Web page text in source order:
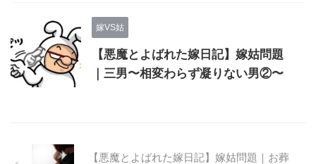
嫁VS姑
【悪魔とよばれた嫁日記】嫁姑問題
｜三男〜相変わらず凝りない男②〜
【悪魔とよばれた嫁日記】嫁姑問題｜お葬